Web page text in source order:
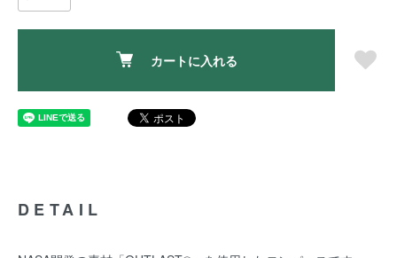
カートに入れる
DETAIL